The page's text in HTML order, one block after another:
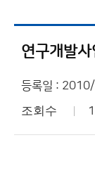
등록일 :
조회수